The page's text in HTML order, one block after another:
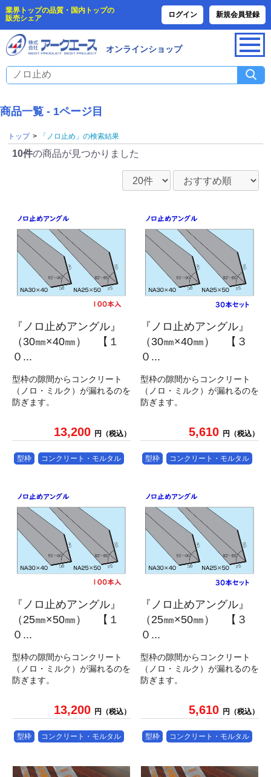
業界トップの品質・国内トップの
販売シェア
ログイン 新規会員登録
オンラインショップ
商品一覧 - 1ページ目
トップ > 「ノロ止め」の検索結果
10件の商品が見つかりました
『ノロ止めアングル』
（30㎜×40㎜） 【１
０...
型枠の隙間からコンクリート
（ノロ・ミルク）が漏れるのを
防ぎます。
13,200 円（税込）
型枠 コンクリート・モルタル
『ノロ止めアングル』
（30㎜×40㎜） 【３
０...
型枠の隙間からコンクリート
（ノロ・ミルク）が漏れるのを
防ぎます。
5,610 円（税込）
型枠 コンクリート・モルタル
『ノロ止めアングル』
（25㎜×50㎜） 【１
０...
型枠の隙間からコンクリート
（ノロ・ミルク）が漏れるのを
防ぎます。
13,200 円（税込）
型枠 コンクリート・モルタル
『ノロ止めアングル』
（25㎜×50㎜） 【３
０...
型枠の隙間からコンクリート
（ノロ・ミルク）が漏れるのを
防ぎます。
5,610 円（税込）
型枠 コンクリート・モルタル